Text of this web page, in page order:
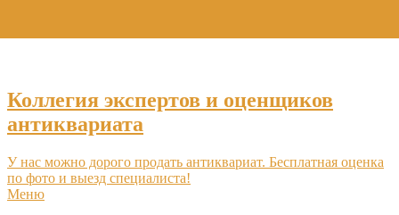
Коллегия экспертов и оценщиков
антиквариата
У нас можно дорого продать антиквариат. Бесплатная оценка
по фото и выезд специалиста!
Меню